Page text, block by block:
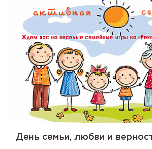
День семьи, любви и